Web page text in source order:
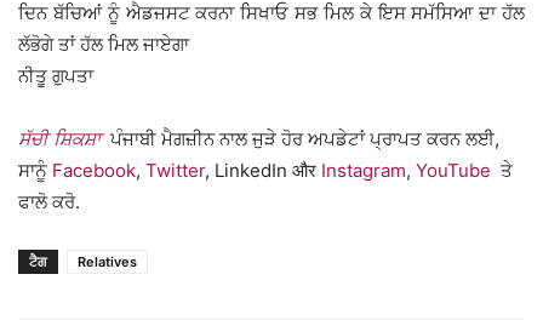
ਦਿਨ ਬੱਚਿਆਂ ਨੂੰ ਐਡਜਸਟ ਕਰਨਾ ਸਿਖਾਓ ਸਭ ਮਿਲ ਕੇ ਇਸ ਸਮੱਸਿਆ ਦਾ ਹੱਲ
ਲੱਭੋਗੇ ਤਾਂ ਹੱਲ ਮਿਲ ਜਾਏਗਾ
ਨੀਤੂ ਗੁਪਤਾ
ਸੱਚੀ ਸ਼ਿਕਸ਼ਾ ਪੰਜਾਬੀ ਮੈਗਜ਼ੀਨ ਨਾਲ ਜੁੜੇ ਹੋਰ ਅਪਡੇਟਾਂ ਪ੍ਰਾਪਤ ਕਰਨ ਲਈ,
ਸਾਨੂੰ Facebook, Twitter, LinkedIn और Instagram, YouTube ਤੇ
ਫਾਲੋ ਕਰੋ.
ਟੈਗ Relatives